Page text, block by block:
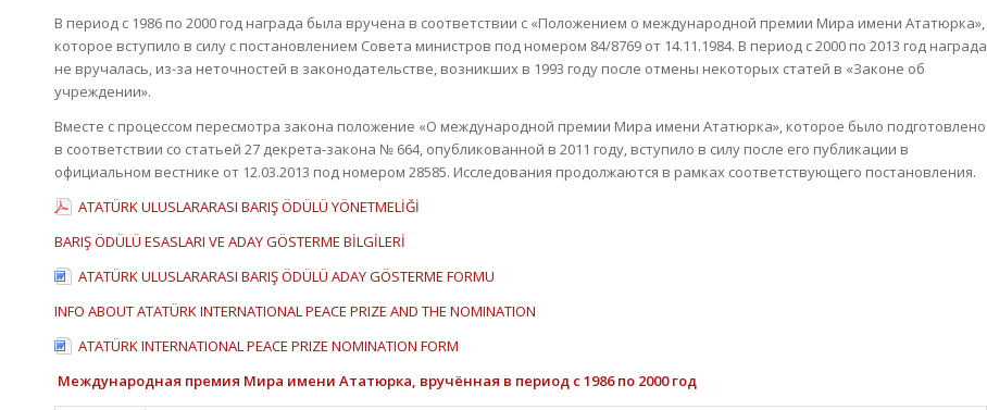
В период с 1986 по 2000 год награда была вручена в соответствии с «Положением о международной премии Мира имени Ататюрка»,
которое вступило в силу с постановлением Совета министров под номером 84/8769 от 14.11.1984. В период с 2000 по 2013 год награда
не вручалась, из-за неточностей в законодательстве, возникших в 1993 году после отмены некоторых статей в «Законе об
учреждении».
Вместе с процессом пересмотра закона положение «О международной премии Мира имени Ататюрка», которое было подготовлено
в соответствии со статьей 27 декрета-закона № 664, опубликованной в 2011 году, вступило в силу после его публикации в
официальном вестнике от 12.03.2013 под номером 28585. Исследования продолжаются в рамках соответствующего постановления.
ATATÜRK ULUSLARARASI BARIŞ ÖDÜLÜ YÖNETMELİĞİ
BARIŞ ÖDÜLÜ ESASLARI VE ADAY GÖSTERME BİLGİLERİ
ATATÜRK ULUSLARARASI BARIŞ ÖDÜLÜ ADAY GÖSTERME FORMU
INFO ABOUT ATATÜRK INTERNATIONAL PEACE PRIZE AND THE NOMINATION
ATATÜRK INTERNATIONAL PEACE PRIZE NOMINATION FORM
Международная премия Мира имени Ататюрка, вручённая в период с 1986 по 2000 год